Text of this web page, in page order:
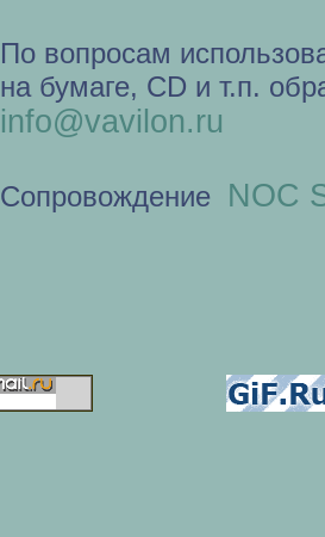
По вопросам
на бумаге, CD и т.п.
info@vavilon.ru
Сопровождение NOC